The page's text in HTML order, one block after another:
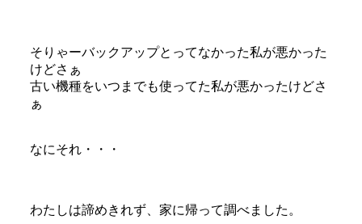
そりゃーバックアップとってなかった私が悪かった
けどさぁ
古い機種をいつまでも使ってた私が悪かったけどさ
ぁ
なにそれ・・・
わたしは諦めきれず、家に帰って調べました。